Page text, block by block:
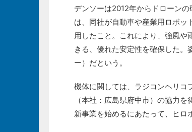
デンソーは2012年からドローン
は、同社が自動車や産業用ロボ
用したこと。これにより、強風
きる、優れた安定性を確保した
ー）だという。
機体に関しては、ラジコンヘリコ
（本社：広島県府中市）の協力
新事業を始めるにあたって、ヒロ